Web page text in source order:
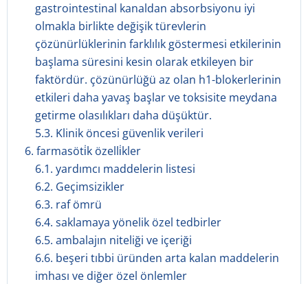
gastrointestinal kanaldan absorbsiyonu iyi
olmakla birlikte değişik türevlerin
çözünürlüklerinin farklılık göstermesi etkilerinin
başlama süresini kesin olarak etkileyen bir
faktördür. çözünürlüğü az olan h1-blokerlerinin
etkileri daha yavaş başlar ve toksisite meydana
getirme olasılıkları daha düşüktür.
5.3. Klinik öncesi güvenlik verileri
6. farmasöti̇k özelli̇kler
6.1. yardımcı maddelerin listesi
6.2. Geçimsizikler
6.3. raf ömrü
6.4. saklamaya yönelik özel tedbirler
6.5. ambalajın niteliği ve içeriği
6.6. beşeri tıbbi üründen arta kalan maddelerin
imhası ve diğer özel önlemler